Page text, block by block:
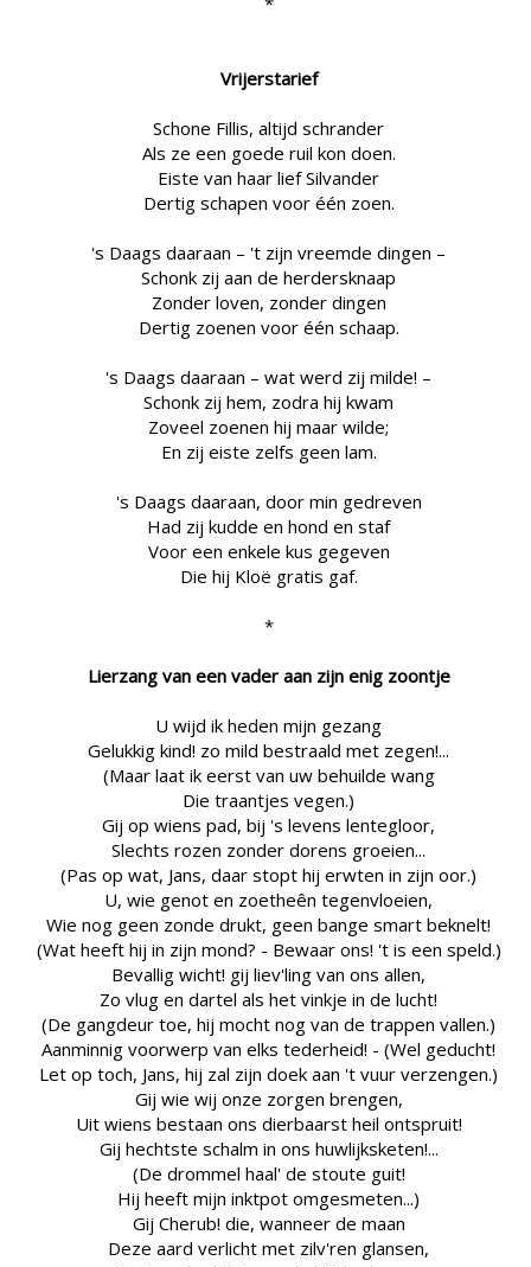
Vrijerstarief
Schone Fillis, altijd schrander
Als ze een goede ruil kon doen.
Eiste van haar lief Silvander
Dertig schapen voor één zoen.
's Daags daaraan – 't zijn vreemde dingen –
Schonk zij aan de herdersknaap
Zonder loven, zonder dingen
Dertig zoenen voor één schaap.
's Daags daaraan – wat werd zij milde! –
Schonk zij hem, zodra hij kwam
Zoveel zoenen hij maar wilde;
En zij eiste zelfs geen lam.
's Daags daaraan, door min gedreven
Had zij kudde en hond en staf
Voor een enkele kus gegeven
Die hij Kloë gratis gaf.
*
Lierzang van een vader aan zijn enig zoontje
U wijd ik heden mijn gezang
Gelukkig kind! zo mild bestraald met zegen!...
(Maar laat ik eerst van uw behuilde wang
Die traantjes vegen.)
Gij op wiens pad, bij 's levens lentegloor,
Slechts rozen zonder dorens groeien...
(Pas op wat, Jans, daar stopt hij erwten in zijn oor.)
U, wie genot en zoetheên tegenvloeien,
Wie nog geen zonde drukt, geen bange smart beknelt!
(Wat heeft hij in zijn mond? - Bewaar ons! 't is een speld.)
Bevallig wicht! gij liev'ling van ons allen,
Zo vlug en dartel als het vinkje in de lucht!
(De gangdeur toe, hij mocht nog van de trappen vallen.)
Aanminnig voorwerp van elks tederheid! - (Wel geducht!
Let op toch, Jans, hij zal zijn doek aan 't vuur verzengen.)
Gij wie wij onze zorgen brengen,
Uit wiens bestaan ons dierbaarst heil ontspruit!
Gij hechtste schalm in ons huwlijksketen!...
(De drommel haal' de stoute guit!
Hij heeft mijn inktpot omgesmeten...)
Gij Cherub! die, wanneer de maan
Deze aard verlicht met zilv'ren glansen,